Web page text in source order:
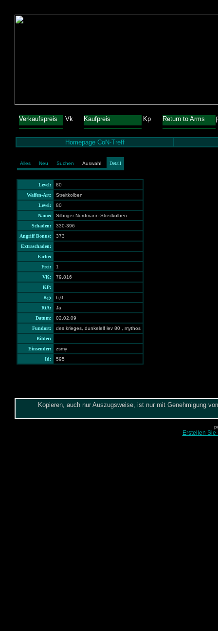
Verkaufspreis Vk Kaufpreis Kp Return to Arms
Homepage CoN-Treff
Alles Neu Suchen Auswahl Detail
Level:
80
Waffen-Art:
Streitkolben
Level:
80
Name:
Silbriger Nordmann-Streitkolben
Schaden:
330-396
Angriff Bonus:
373
Extraschaden:
Farbe:
Frei:
1
VK:
79,816
KP:
Kg:
6,0
RtA:
Ja
Datum:
02.02.09
Fundort:
des krieges, dunkelelf lev 80 , mythos
Bilder:
Einsender:
zsmy
Id:
595
Kopieren, auch nur Auszugsweise, ist nur mit Genehmigung
Erstellen